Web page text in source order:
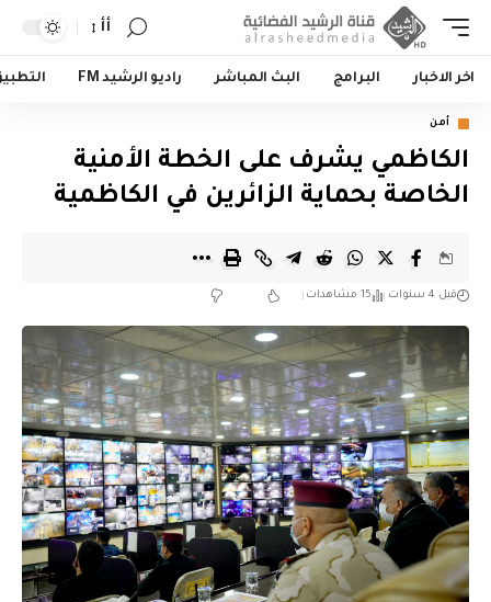
أأ
اخر الاخبار البرامج البث المباشر راديو الرشيد FM
أمن
الكاظمي يشرف على الخطة الأمنية
الخاصة بحماية الزائرين في الكاظمية
قبل 4 سنوات 15 مشاهدات